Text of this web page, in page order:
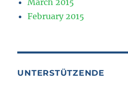
March 2015
February 2015
UNTERSTÜTZENDE